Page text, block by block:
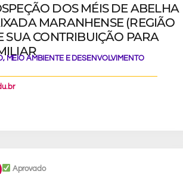
DOS MÉIS DE ABELHA
MARANHENSE (REGIÃO
SUA CONTRIBUIÇÃO PARA
MEIO AMBIENTE E DESENVOLVIMENTO
Aprovado